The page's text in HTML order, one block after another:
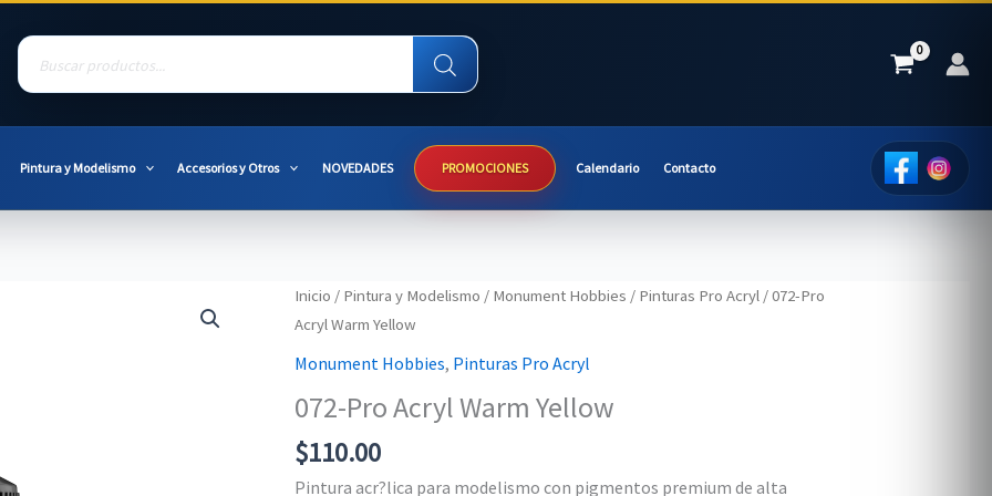
Products
search
Pintura y Modelismo Accesorios y Otros NOVEDADES PROMOCIONES Calendario Contacto
Inicio / Pintura y Modelismo / Monument Hobbies / Pinturas Pro Acryl / 072-Pro
Acryl Warm Yellow
Monument Hobbies, Pinturas Pro Acryl
072-Pro Acryl Warm Yellow
$110.00
Pintura acr?lica para modelismo con pigmentos premium de alta